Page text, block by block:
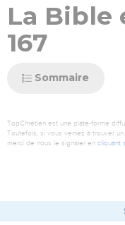
La Bible
167
Sommaire
TopChrétien est une plate-forme
Toutefois, si vous veniez à trouver
merci de nous le signaler en cliquant